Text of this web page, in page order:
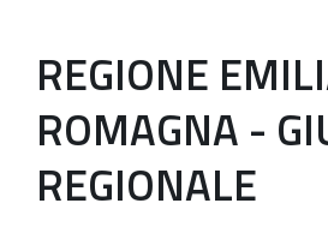
REGIONE
ROMAGNA -
REGIONALE